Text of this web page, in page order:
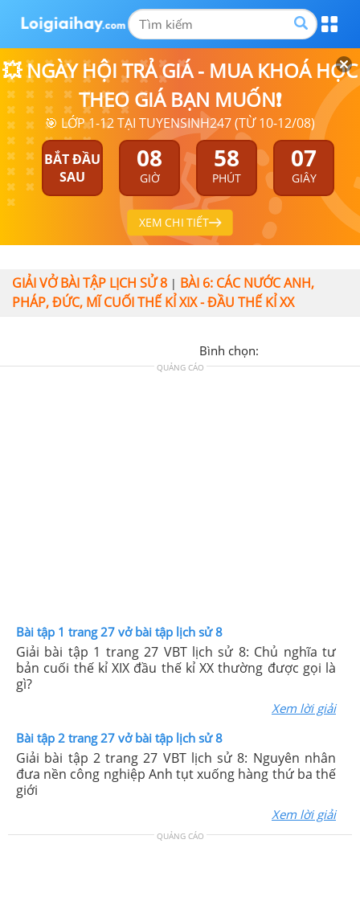
💥 NGÀY HỘI TRẢ GIÁ - MUA KHOÁ HỌC
THEO GIÁ BẠN MUỐN❗
🎯 LỚP 1-12 TẠI TUYENSINH247 (TỪ 10-12/08)
BẮT ĐẦU
SAU
08
GIỜ
58
PHÚT
06
GIÂY
XEM CHI TIẾT
GIẢI VỞ BÀI TẬP LỊCH SỬ 8 | BÀI 6: CÁC NƯỚC ANH,
PHÁP, ĐỨC, MĨ CUỐI THẾ KỈ XIX - ĐẦU THẾ KỈ XX
Bình chọn:
QUẢNG CÁO
Bài tập 1 trang 27 vở bài tập lịch sử 8
Giải bài tập 1 trang 27 VBT lịch sử 8: Chủ nghĩa tư
bản cuối thế kỉ XIX đầu thế kỉ XX thường được gọi là
gì?
Xem lời giải
Bài tập 2 trang 27 vở bài tập lịch sử 8
Giải bài tập 2 trang 27 VBT lịch sử 8: Nguyên nhân
đưa nền công nghiệp Anh tụt xuống hàng thứ ba thế
giới
Xem lời giải
QUẢNG CÁO